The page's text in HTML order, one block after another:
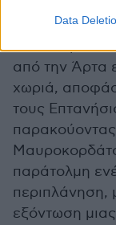
Data
Παράλληλα, ο
Ντάνια,
από την Άρτα
χωριά,
τους
παρακούοντας
παράτολμη
περιπλάνηση,
εξόντωση